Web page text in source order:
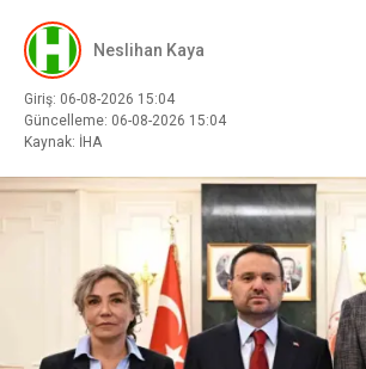
Neslihan Kaya
Giriş: 06-08-2026 15:04
Güncelleme: 06-08-2026 15:04
Kaynak: İHA